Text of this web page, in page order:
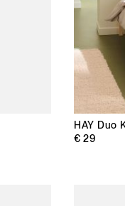
HAY Duo
€ 29